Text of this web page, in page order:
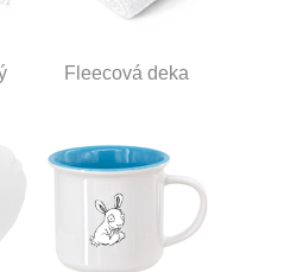
Fleecová deka